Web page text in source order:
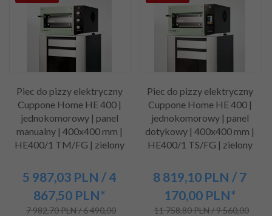
Piec do pizzy elektryczny
Cuppone Home HE 400 |
jednokomorowy | panel
manualny | 400x400 mm |
HE400/1 TM/FG | zielony
5 987,03 PLN / 4
867,50 PLN*
7 982,70 PLN / 6 490,00
Piec do pizzy elektryczny
Cuppone Home HE 400 |
jednokomorowy | panel
dotykowy | 400x400 mm |
HE400/1 TS/FG | zielony
8 819,10 PLN / 7
170,00 PLN*
11 758,80 PLN / 9 560,00